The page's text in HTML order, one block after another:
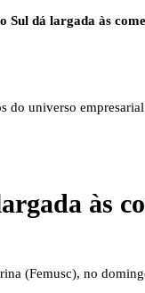
Sul dá largada às
universo
às
(Femusc), no